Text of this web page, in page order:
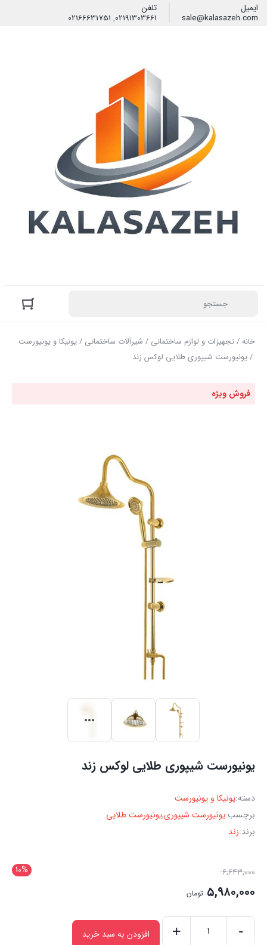
ایمیل
sale@kalasazeh.com
تلفن
02191303661
,
02166631751
خانه/تجهیزات و لوازم ساختمانی / شیرآلات ساختمانی /یونیکا و یونیورست
/ یونیورست شیپوری طلایی لوکس زند
فروش ویژه
یونیورست شیپوری طلایی لوکس زند
دسته:یونیکا و یونیورست
برچسب:یونیورست شیپوری,یونیورست طلایی
برند:زند
10% ۶,۶۴۳,۰۰۰
۵,۹۸۰,۰۰۰ تومان
-
+ افزودن به سبد خرید